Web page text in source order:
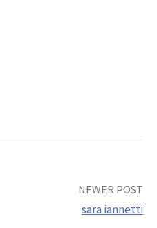
NEWER POST
sara iannetti